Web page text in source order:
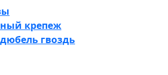
крепеж
гвоздь